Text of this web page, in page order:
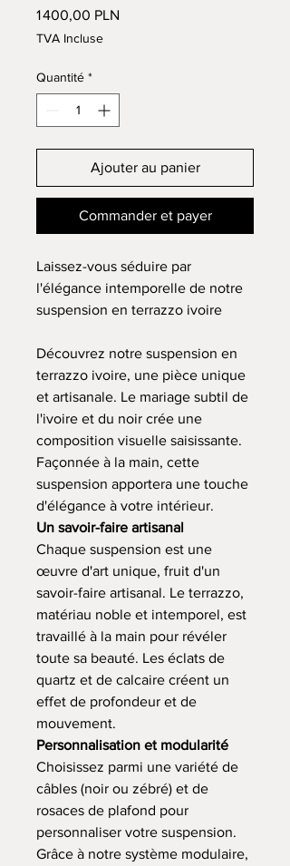
1 400,00 PLN
TVA Incluse
Quantité *
Ajouter au panier
Commander et payer
Laissez-vous séduire par
l'élégance intemporelle de notre
suspension en terrazzo ivoire
Découvrez notre suspension en
terrazzo ivoire, une pièce unique
et artisanale. Le mariage subtil de
l'ivoire et du noir crée une
composition visuelle saisissante.
Façonnée à la main, cette
suspension apportera une touche
d'élégance à votre intérieur.
Un savoir-faire artisanal
Chaque suspension est une
œuvre d'art unique, fruit d'un
savoir-faire artisanal. Le terrazzo,
matériau noble et intemporel, est
travaillé à la main pour révéler
toute sa beauté. Les éclats de
quartz et de calcaire créent un
effet de profondeur et de
mouvement.
Personnalisation et modularité
Choisissez parmi une variété de
câbles (noir ou zébré) et de
rosaces de plafond pour
personnaliser votre suspension.
Grâce à notre système modulaire,